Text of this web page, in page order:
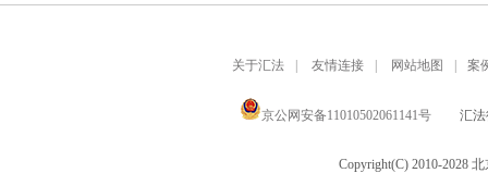
关于汇法 友情连接 网站地图 案
京公网安备11010502061141号 汇法
Copyright(C) 2010-2028